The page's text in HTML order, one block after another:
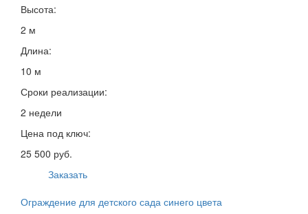
Высота:
2 м
Длина:
10 м
Сроки реализации:
2 недели
Цена под ключ:
25 500 руб.
Заказать
Ограждение для детского сада синего цвета